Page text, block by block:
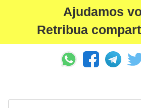
Ajudamos
Retribua